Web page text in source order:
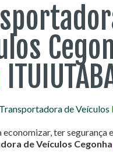
de Veículos
economizar, ter segurança
de Veículos Cegonha